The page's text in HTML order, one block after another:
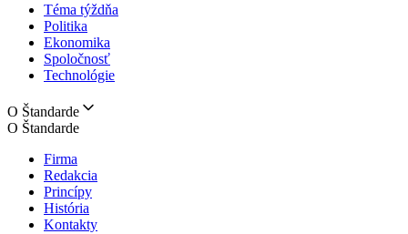
Téma týždňa
Politika
Ekonomika
Spoločnosť
Technológie
O Štandarde
O Štandarde
Firma
Redakcia
Princípy
História
Kontakty